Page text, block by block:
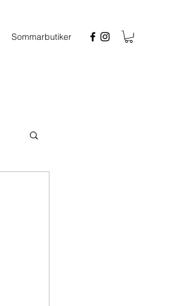
Sommarbutiker